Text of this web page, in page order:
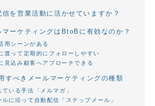
信を営業活動に活かせていますか？
マーケティングはBtoBに有効なのか？
用シーンがある
渡って定期的にフォローしやすい
見込み顧客へアプローチできる
すべきメールマーケティングの種類
ている手法「メルマガ」
ルに沿って自動配信「ステップメール」